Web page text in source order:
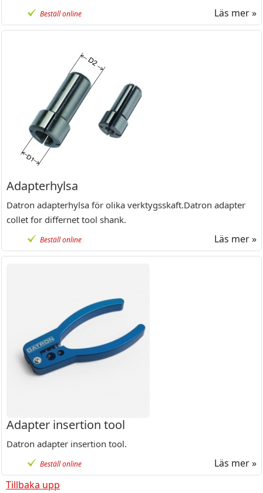
Beställ online Läs mer »
Adapterhylsa
Datron adapterhylsa för olika verktygsskaft.Datron adapter
collet for differnet tool shank.
Beställ online Läs mer »
Adapter insertion tool
Datron adapter insertion tool.
Beställ online
Läs mer »
Tillbaka upp